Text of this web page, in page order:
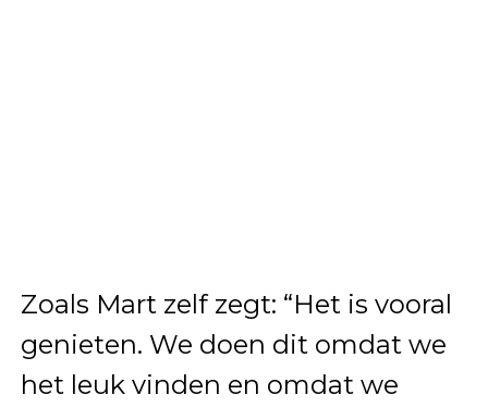
Zoals Mart zelf zegt: “Het is vooral
genieten. We doen dit omdat we
het leuk vinden en omdat we